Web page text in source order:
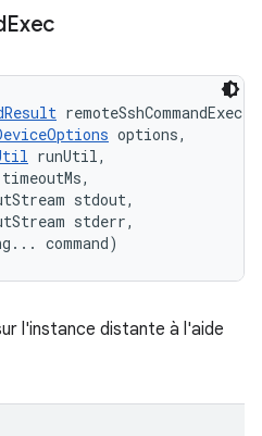
Exec
remoteSshCommandExec (
options,
runUtil,
stdout,
stderr,
command)
l'instance distante à l'aide